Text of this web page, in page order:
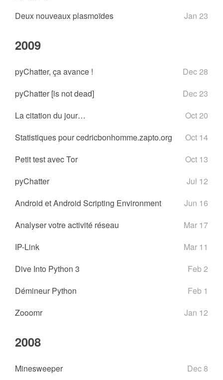
Deux nouveaux plasmoïdes
Jan 23
2009
pyChatter, ça avance !
Dec 28
pyChatter [is not dead]
Dec 23
La citation du jour…
Oct 20
Statistiques pour cedricbonhomme.zapto.org
Oct 14
Petit test avec Tor
Oct 13
pyChatter
Jul 12
Android et Android Scripting Environment
Jun 16
Analyser votre activité réseau
Mar 17
IP-Link
Mar 11
Dive Into Python 3
Feb 2
Démineur Python
Feb 1
Zooomr
Jan 12
2008
Minesweeper Dec 8